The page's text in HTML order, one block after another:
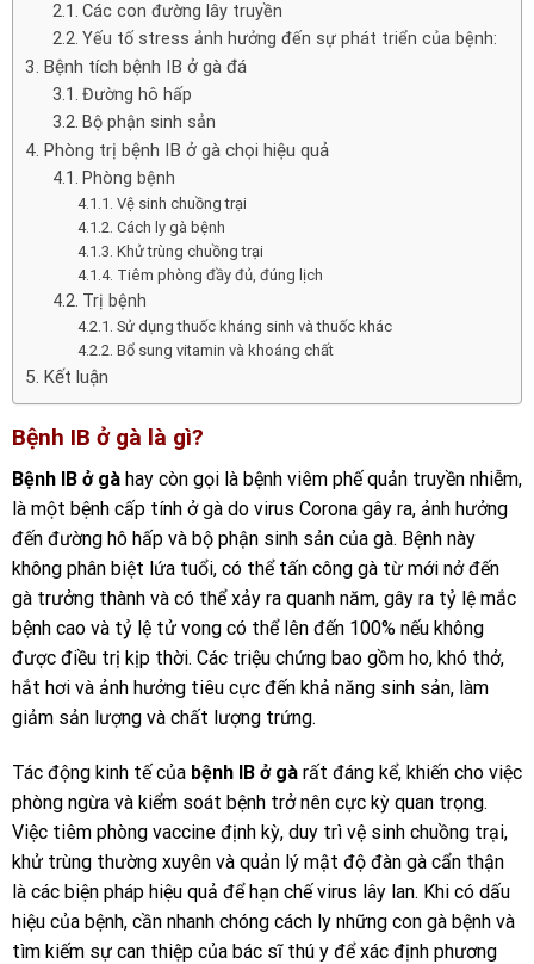
Các con đường lây truyền
Yếu tố stress ảnh hưởng đến sự phát triển của bệnh:
Bệnh tích bệnh IB ở gà đá
Đường hô hấp
Bộ phận sinh sản
Phòng trị bệnh IB ở gà chọi hiệu quả
Phòng bệnh
Vệ sinh chuồng trại
Cách ly gà bệnh
Khử trùng chuồng trại
Tiêm phòng đầy đủ, đúng lịch
Trị bệnh
Sử dụng thuốc kháng sinh và thuốc khác
Bổ sung vitamin và khoáng chất
Kết luận
Bệnh IB ở gà là gì?
Bệnh IB ở gà hay còn gọi là bệnh viêm phế quản truyền nhiễm,
là một bệnh cấp tính ở gà do virus Corona gây ra, ảnh hưởng
đến đường hô hấp và bộ phận sinh sản của gà. Bệnh này
không phân biệt lứa tuổi, có thể tấn công gà từ mới nở đến
gà trưởng thành và có thể xảy ra quanh năm, gây ra tỷ lệ mắc
bệnh cao và tỷ lệ tử vong có thể lên đến 100% nếu không
được điều trị kịp thời. Các triệu chứng bao gồm ho, khó thở,
hắt hơi và ảnh hưởng tiêu cực đến khả năng sinh sản, làm
giảm sản lượng và chất lượng trứng.
Tác động kinh tế của bệnh IB ở gà rất đáng kể, khiến cho việc
phòng ngừa và kiểm soát bệnh trở nên cực kỳ quan trọng.
Việc tiêm phòng vaccine định kỳ, duy trì vệ sinh chuồng trại,
khử trùng thường xuyên và quản lý mật độ đàn gà cẩn thận
là các biện pháp hiệu quả để hạn chế virus lây lan. Khi có dấu
hiệu của bệnh, cần nhanh chóng cách ly những con gà bệnh và
tìm kiếm sự can thiệp của bác sĩ thú y để xác định phương